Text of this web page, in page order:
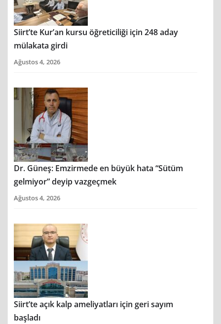
Siirt’te Kur’an kursu öğreticiliği için 248 aday
mülakata girdi
Ağustos 4, 2026
Dr. Güneş: Emzirmede en büyük hata “Sütüm
gelmiyor” deyip vazgeçmek
Ağustos 4, 2026
Siirt’te açık kalp ameliyatları için geri sayım
başladı